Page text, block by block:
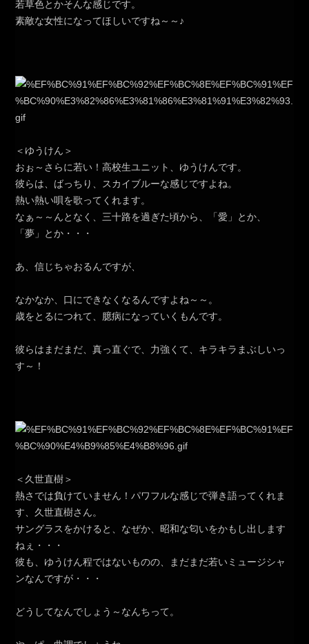
若草色とかそんな感じです。
素敵な女性になってほしいですね～～♪
＜ゆうけん＞
おぉ～さらに若い！高校生ユニット、ゆうけんです。
彼らは、ばっちり、スカイブルーな感じですよね。
熱い熱い唄を歌ってくれます。
なぁ～～んとなく、三十路を過ぎた頃から、「愛」とか、
「夢」とか・・・
あ、信じちゃおるんですが、
なかなか、口にできなくなるんですよね～～。
歳をとるにつれて、臆病になっていくもんです。
彼らはまだまだ、真っ直ぐで、力強くて、キラキラまぶしいっ
す～！
＜久世直樹＞
熱さでは負けていません！パワフルな感じで弾き語ってくれま
す、久世直樹さん。
サングラスをかけると、なぜか、昭和な匂いをかもし出します
ねぇ・・・
彼も、ゆうけん程ではないものの、まだまだ若いミュージシャ
ンなんですが・・・
どうしてなんでしょう～なんちって。